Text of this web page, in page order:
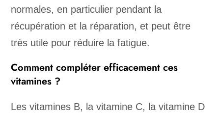
normales, en particulier pendant la
récupération et la réparation, et peut être
très utile pour réduire la fatigue.
Comment compléter efficacement ces
vitamines ?
Les vitamines B, la vitamine C, la vitamine D